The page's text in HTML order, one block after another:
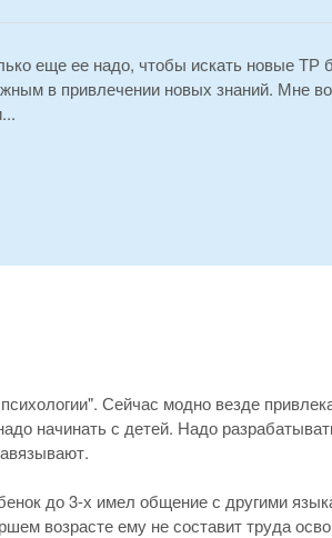
еще ее надо, чтобы искать новые ТР
в привлечении новых знаний. Мне
Сейчас модно везде
начинать с детей. Надо
до 3-х имел общение с другими
возрасте ему не составит труда